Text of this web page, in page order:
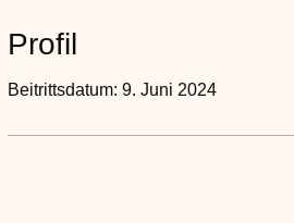
Profil
Beitrittsdatum: 9. Juni 2024